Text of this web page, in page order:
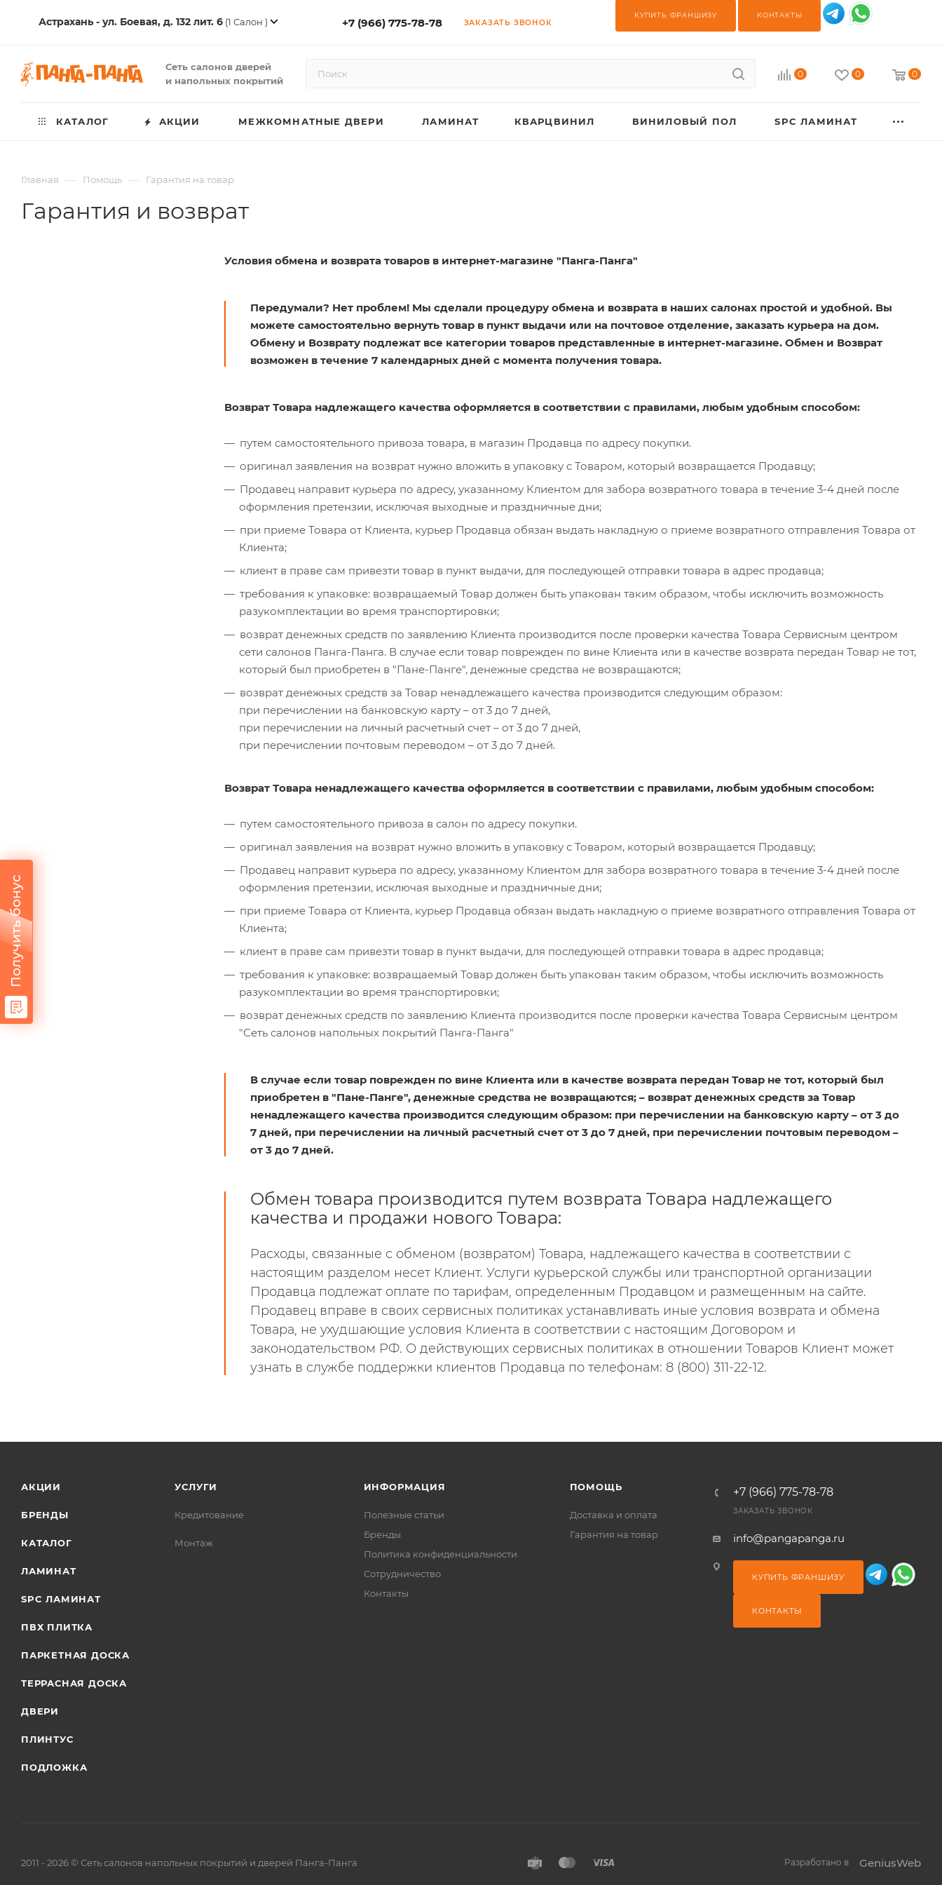
Астрахань - ул. Боевая, д. 132 лит. 6 (1 Салон ) +7 (966) 775-78-78 ЗАКАЗАТЬ ЗВОНОК
КУПИТЬ ФРАНШИЗУ КОНТАКТЫ
Сеть салонов дверей
и напольных покрытий
0 0 0
КАТАЛОГ АКЦИИ МЕЖКОМНАТНЫЕ ДВЕРИ ЛАМИНАТ КВАРЦВИНИЛ ВИНИЛОВЫЙ ПОЛ SPC ЛАМИНАТ
Главная — Помощь — Гарантия на товар
Гарантия и возврат
Условия обмена и возврата товаров в интернет-магазине "Панга-Панга"
Передумали? Нет проблем! Мы сделали процедуру обмена и возврата в наших салонах простой и удобной. Вы
можете самостоятельно вернуть товар в пункт выдачи или на почтовое отделение, заказать курьера на дом.
Обмену и Возврату подлежат все категории товаров представленные в интернет-магазине. Обмен и Возврат
возможен в течение 7 календарных дней с момента получения товара.
Возврат Товара надлежащего качества оформляется в соответствии с правилами, любым удобным способом:
путем самостоятельного привоза товара, в магазин Продавца по адресу покупки.
оригинал заявления на возврат нужно вложить в упаковку с Товаром, который возвращается Продавцу;
Продавец направит курьера по адресу, указанному Клиентом для забора возвратного товара в течение 3-4 дней после
оформления претензии, исключая выходные и праздничные дни;
при приеме Товара от Клиента, курьер Продавца обязан выдать накладную о приеме возвратного отправления Товара от
Клиента;
клиент в праве сам привезти товар в пункт выдачи, для последующей отправки товара в адрес продавца;
требования к упаковке: возвращаемый Товар должен быть упакован таким образом, чтобы исключить возможность
разукомплектации во время транспортировки;
возврат денежных средств по заявлению Клиента производится после проверки качества Товара Сервисным центром
сети салонов Панга-Панга. В случае если товар поврежден по вине Клиента или в качестве возврата передан Товар не тот,
который был приобретен в "Пане-Панге", денежные средства не возвращаются;
возврат денежных средств за Товар ненадлежащего качества производится следующим образом:
при перечислении на банковскую карту – от 3 до 7 дней,
при перечислении на личный расчетный счет – от 3 до 7 дней,
при перечислении почтовым переводом – от 3 до 7 дней.
Возврат Товара ненадлежащего качества оформляется в соответствии с правилами, любым удобным способом:
путем самостоятельного привоза в салон по адресу покупки.
оригинал заявления на возврат нужно вложить в упаковку с Товаром, который возвращается Продавцу;
Продавец направит курьера по адресу, указанному Клиентом для забора возвратного товара в течение 3-4 дней после
оформления претензии, исключая выходные и праздничные дни;
при приеме Товара от Клиента, курьер Продавца обязан выдать накладную о приеме возвратного отправления Товара от
Клиента;
клиент в праве сам привезти товар в пункт выдачи, для последующей отправки товара в адрес продавца;
требования к упаковке: возвращаемый Товар должен быть упакован таким образом, чтобы исключить возможность
разукомплектации во время транспортировки;
возврат денежных средств по заявлению Клиента производится после проверки качества Товара Сервисным центром
"Сеть салонов напольных покрытий Панга-Панга"
В случае если товар поврежден по вине Клиента или в качестве возврата передан Товар не тот, который был
приобретен в "Пане-Панге", денежные средства не возвращаются; – возврат денежных средств за Товар
ненадлежащего качества производится следующим образом: при перечислении на банковскую карту – от 3 до
7 дней, при перечислении на личный расчетный счет от 3 до 7 дней, при перечислении почтовым переводом –
от 3 до 7 дней.
Обмен товара производится путем возврата Товара надлежащего
качества и продажи нового Товара:
Расходы, связанные с обменом (возвратом) Товара, надлежащего качества в соответствии с
настоящим разделом несет Клиент. Услуги курьерской службы или транспортной организации
Продавца подлежат оплате по тарифам, определенным Продавцом и размещенным на сайте.
Продавец вправе в своих сервисных политиках устанавливать иные условия возврата и обмена
Товара, не ухудшающие условия Клиента в соответствии с настоящим Договором и
законодательством РФ. О действующих сервисных политиках в отношении Товаров Клиент может
узнать в службе поддержки клиентов Продавца по телефонам: 8 (800) 311-22-12.
АКЦИИ
БРЕНДЫ
КАТАЛОГ
ЛАМИНАТ
SPC ЛАМИНАТ
ПВХ ПЛИТКА
ПАРКЕТНАЯ ДОСКА
ТЕРРАСНАЯ ДОСКА
ДВЕРИ
ПЛИНТУС
ПОДЛОЖКА
УСЛУГИ
Кредитование
Монтаж
ИНФОРМАЦИЯ
Полезные статьи
Бренды
Политика конфиденциальности
Сотрудничество
Контакты
ПОМОЩЬ
Доставка и оплата
Гарантия на товар
+7 (966) 775-78-78
ЗАКАЗАТЬ ЗВОНОК
info@pangapanga.ru
КУПИТЬ ФРАНШИЗУ
КОНТАКТЫ
2011 - 2026 © Сеть салонов напольных покрытий и дверей Панга-Панга Разработано в GeniusWeb
Получить бонус